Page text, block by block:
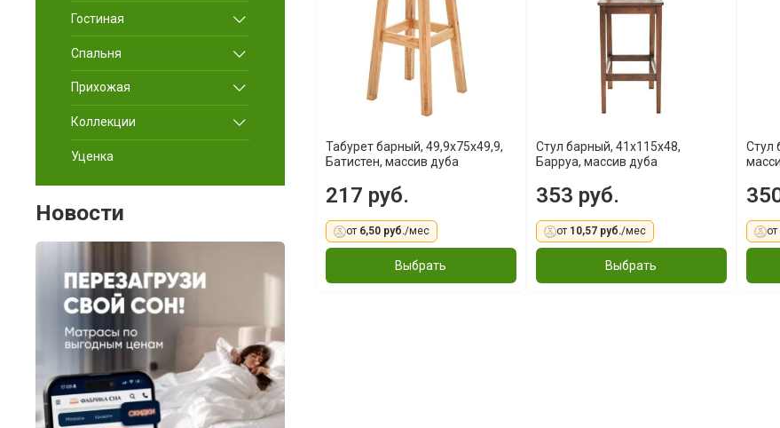
Табурет барный, 49,9х75х49,9,
Батистен, массив дуба
217 руб.
от 6,50 руб./мес
Выбрать
Стул барный, 41х115х48,
Барруа, массив дуба
353 руб.
от 10,57 руб./мес
Выбрать
Стул
от
Гостиная
Спальня
Прихожая
Коллекции
Уценка
Новости